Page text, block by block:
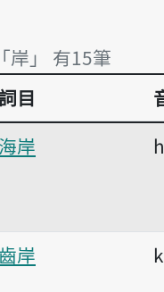
岸」 有15筆
岸」 有15筆
詞目
海岸
齒岸